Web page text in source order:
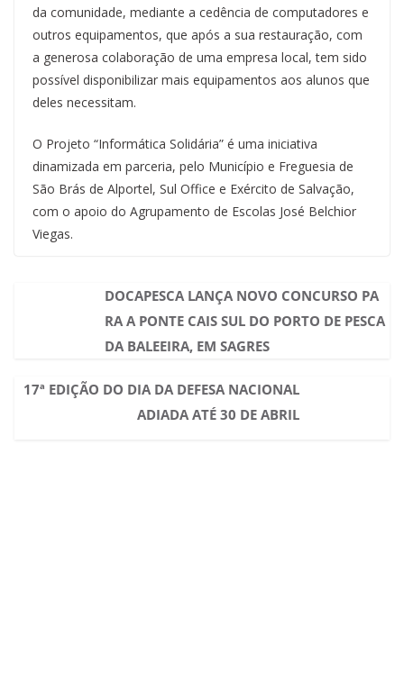
da comunidade, mediante a cedência de computadores e
outros equipamentos, que após a sua restauração, com
a generosa colaboração de uma empresa local, tem sido
possível disponibilizar mais equipamentos aos alunos que
deles necessitam.
O Projeto “Informática Solidária” é uma iniciativa
dinamizada em parceria, pelo Município e Freguesia de
São Brás de Alportel, Sul Office e Exército de Salvação,
com o apoio do Agrupamento de Escolas José Belchior
Viegas.
DOCAPESCA LANÇA NOVO CONCURSO PA
RA A PONTE CAIS SUL DO PORTO DE PESCA
DA BALEEIRA, EM SAGRES
17ª EDIÇÃO DO DIA DA DEFESA NACIONAL
ADIADA ATÉ 30 DE ABRIL